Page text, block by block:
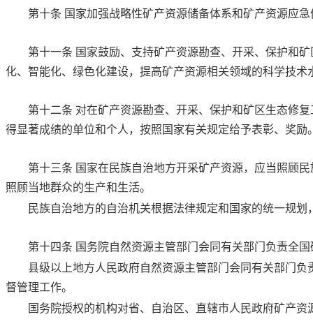
第十条 国家加强战略性矿产资源储备体系和矿产资源应
第十一条 国家鼓励、支持矿产资源勘查、开采、保护和
化、智能化、绿色化建设，提高矿产资源相关领域的科学技术
第十二条 对在矿产资源勘查、开采、保护和矿区生态修
得显著成绩的单位和个人，按照国家有关规定给予表彰、奖励
第十三条 国家在民族自治地方开采矿产资源，应当照顾
照顾当地群众的生产和生活。
民族自治地方的自治机关根据法律规定和国家的统一规
第十四条 国务院自然资源主管部门会同有关部门负责全
县级以上地方人民政府自然资源主管部门会同有关部门
督管理工作。
国务院授权的机构对省、自治区、直辖市人民政府矿产